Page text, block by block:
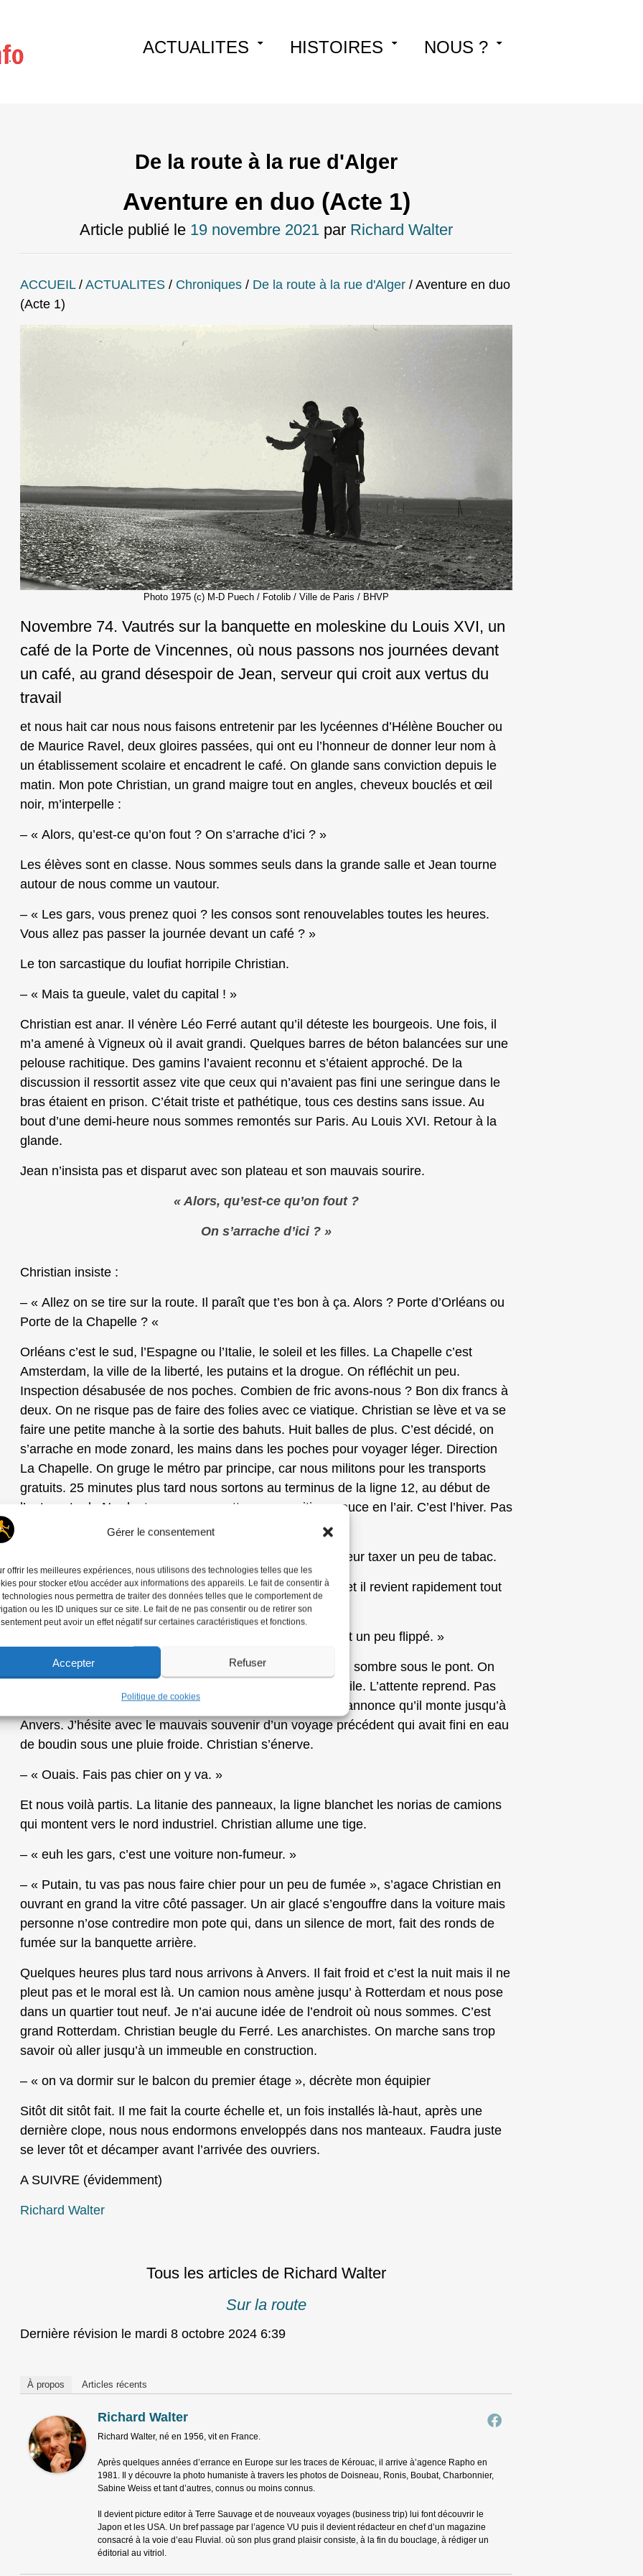
Gérer le consentement
offrir les meilleures expériences, nous utilisons des technologies telles que les
pour stocker et/ou accéder aux informations des appareils. Le fait de consentir à
technologies nous permettra de traiter des données telles que le comportement de
ou les ID uniques sur ce site. Le fait de ne pas consentir ou de retirer son
peut avoir un effet négatif sur certaines caractéristiques et fonctions.
Accepter Refuser
Politique de cookies
Skip
ACTUALITES HISTOIRES NOUS ?
De la route à la rue d'Alger
Aventure en duo (Acte 1)
Article publié le 19 novembre 2021 par Richard Walter
ACCUEIL/ ACTUALITES / Chroniques / De la route à la rue d'Alger / Aventure en duo
(Acte 1)
Photo 1975 (c) M-D Puech / Fotolib / Ville de Paris / BHVP
Novembre 74. Vautrés sur la banquette en moleskine du Louis XVI, un
café de la Porte de Vincennes, où nous passons nos journées devant
un café, au grand désespoir de Jean, serveur qui croit aux vertus du
travail
et nous hait car nous nous faisons entretenir par les lycéennes d’Hélène Boucher ou
de Maurice Ravel, deux gloires passées, qui ont eu l’honneur de donner leur nom à
un établissement scolaire et encadrent le café. On glande sans conviction depuis le
matin. Mon pote Christian, un grand maigre tout en angles, cheveux bouclés et œil
noir, m’interpelle :
– « Alors, qu’est-ce qu’on fout ? On s’arrache d’ici ? »
Les élèves sont en classe. Nous sommes seuls dans la grande salle et Jean tourne
autour de nous comme un vautour.
– « Les gars, vous prenez quoi ? les consos sont renouvelables toutes les heures.
Vous allez pas passer la journée devant un café ? »
Le ton sarcastique du loufiat horripile Christian.
– « Mais ta gueule, valet du capital ! »
Christian est anar. Il vénère Léo Ferré autant qu’il déteste les bourgeois. Une fois, il
m’a amené à Vigneux où il avait grandi. Quelques barres de béton balancées sur une
pelouse rachitique. Des gamins l’avaient reconnu et s’étaient approché. De la
discussion il ressortit assez vite que ceux qui n’avaient pas fini une seringue dans le
bras étaient en prison. C’était triste et pathétique, tous ces destins sans issue. Au
bout d’une demi-heure nous sommes remontés sur Paris. Au Louis XVI. Retour à la
glande.
Jean n’insista pas et disparut avec son plateau et son mauvais sourire.
« Alors, qu’est-ce qu’on fout ?
On s’arrache d’ici ? »
Christian insiste :
– « Allez on se tire sur la route. Il paraît que t’es bon à ça. Alors ? Porte d’Orléans ou
Porte de la Chapelle ? «
Orléans c’est le sud, l’Espagne ou l’Italie, le soleil et les filles. La Chapelle c’est
Amsterdam, la ville de la liberté, les putains et la drogue. On réfléchit un peu.
Inspection désabusée de nos poches. Combien de fric avons-nous ? Bon dix francs à
deux. On ne risque pas de faire des folies avec ce viatique. Christian se lève et va se
faire une petite manche à la sortie des bahuts. Huit balles de plus. C’est décidé, on
s’arrache en mode zonard, les mains dans les poches pour voyager léger. Direction
La Chapelle. On gruge le métro par principe, car nous militons pour les transports
gratuits. 25 minutes plus tard nous sortons au terminus de la ligne 12, au début de
l’autoroute du Nord, et nous nous mettons en position, pouce en l’air. C’est l’hiver. Pas
trop de monde à part un couple de vieux hippies.
– « T’as vu les poubellards ? » crache Christian. Je vais leur taxer un peu de tabac.
Il est impressionnant mon coéquipier quand il en a envie et il revient rapidement tout
sourire.
– « Ils m’ont filé tout un paquet, les mecs. J’crois qu’ils ont un peu flippé. »
Je les comprends les pauvres. Il se fait tard et c’est assez sombre sous le pont. On
risque bien de ne pas nous voir. Et à deux c’est moins facile. L’attente reprend. Pas
longtemps. Une caisse s’arrête. Au volant un minet nous annonce qu’il monte jusqu’à
Anvers. J’hésite avec le mauvais souvenir d’un voyage précédent qui avait fini en eau
de boudin sous une pluie froide. Christian s’énerve.
– « Ouais. Fais pas chier on y va. »
Et nous voilà partis. La litanie des panneaux, la ligne blanchet les norias de camions
qui montent vers le nord industriel. Christian allume une tige.
– « euh les gars, c’est une voiture non-fumeur. »
– « Putain, tu vas pas nous faire chier pour un peu de fumée », s’agace Christian en
ouvrant en grand la vitre côté passager. Un air glacé s’engouffre dans la voiture mais
personne n’ose contredire mon pote qui, dans un silence de mort, fait des ronds de
fumée sur la banquette arrière.
Quelques heures plus tard nous arrivons à Anvers. Il fait froid et c’est la nuit mais il ne
pleut pas et le moral est là. Un camion nous amène jusqu’ à Rotterdam et nous pose
dans un quartier tout neuf. Je n’ai aucune idée de l’endroit où nous sommes. C’est
grand Rotterdam. Christian beugle du Ferré. Les anarchistes. On marche sans trop
savoir où aller jusqu’à un immeuble en construction.
– « on va dormir sur le balcon du premier étage », décrète mon équipier
Sitôt dit sitôt fait. Il me fait la courte échelle et, un fois installés là-haut, après une
dernière clope, nous nous endormons enveloppés dans nos manteaux. Faudra juste
se lever tôt et décamper avant l’arrivée des ouvriers.
A SUIVRE (évidemment)
Richard Walter
Tous les articles de Richard Walter
Sur la route
Dernière révision le mardi 8 octobre 2024 6:39
À propos Articles récents
Richard Walter
Richard Walter, né en 1956, vit en France.
Après quelques années d’errance en Europe sur les traces de Kérouac, il arrive à’agence Rapho en
1981. Il y découvre la photo humaniste à travers les photos de Doisneau, Ronis, Boubat, Charbonnier,
Sabine Weiss et tant d’autres, connus ou moins connus.
Il devient picture editor à Terre Sauvage et de nouveaux voyages (business trip) lui font découvrir le
Japon et les USA. Un bref passage par l’agence VU puis il devient rédacteur en chef d’un magazine
consacré à la voie d’eau Fluvial. où son plus grand plaisir consiste, à la fin du bouclage, à rédiger un
éditorial au vitriol.